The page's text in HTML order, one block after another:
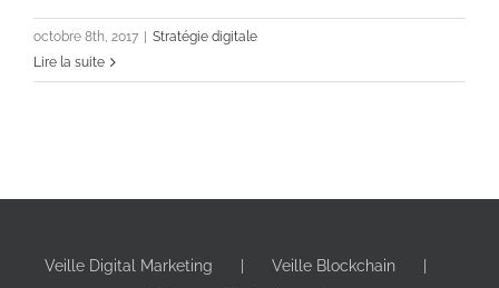
octobre 8th, 2017
Stratégie digitale
Lire la suite
Veille Digital Marketing
Veille Blockchain